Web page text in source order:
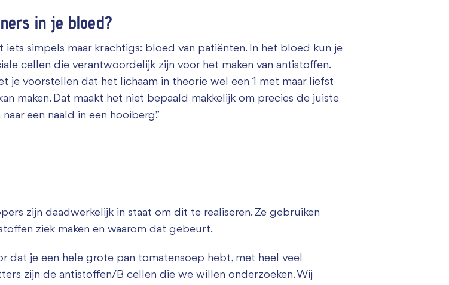
in je bloed?
simpels maar krachtigs: bloed van patiënten. In het bloed kun je
cellen die verantwoordelijk zijn voor het maken van antistoffen.
je voorstellen dat het lichaam in theorie wel een 1 met maar liefst
maken. Dat maakt het niet bepaald makkelijk om precies de juiste
een naald in een hooiberg.”
zijn daadwerkelijk in staat om dit te realiseren. Ze gebruiken
ziek maken en waarom dat gebeurt.
dat je een hele grote pan tomatensoep hebt, met heel veel
zijn de antistoffen/B cellen die we willen onderzoeken. Wij